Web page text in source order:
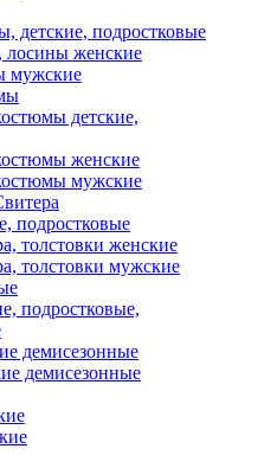
детские, подростковые
лосины женские
мужские
детские,
женские
мужские
подростковые
толстовки женские
толстовки мужские
подростковые,
демисезонные
демисезонные